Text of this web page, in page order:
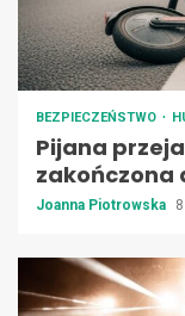
BEZPIECZEŃSTWO
Pijana
zakończona
Joanna Piotrowska